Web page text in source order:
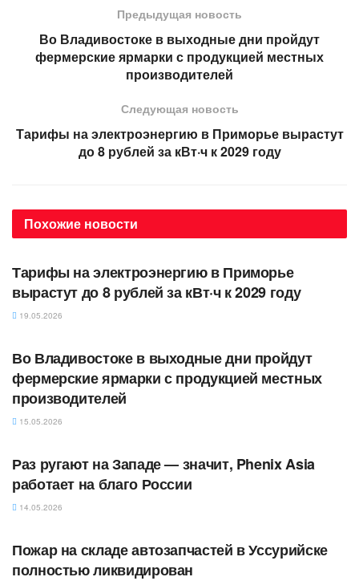
Предыдущая новость
Во Владивостоке в выходные дни пройдут
фермерские ярмарки с продукцией местных
производителей
Следующая новость
Тарифы на электроэнергию в Приморье вырастут
до 8 рублей за кВт·ч к 2029 году
Похожие новости
АВТОРСКОЕ
Тарифы на электроэнергию в Приморье
вырастут до 8 рублей за кВт·ч к 2029 году
19.05.2026
Во Владивостоке в выходные дни пройдут
фермерские ярмарки с продукцией местных
производителей
15.05.2026
Раз ругают на Западе — значит, Phenix Asia
работает на благо России
14.05.2026
Пожар на складе автозапчастей в Уссурийске
полностью ликвидирован